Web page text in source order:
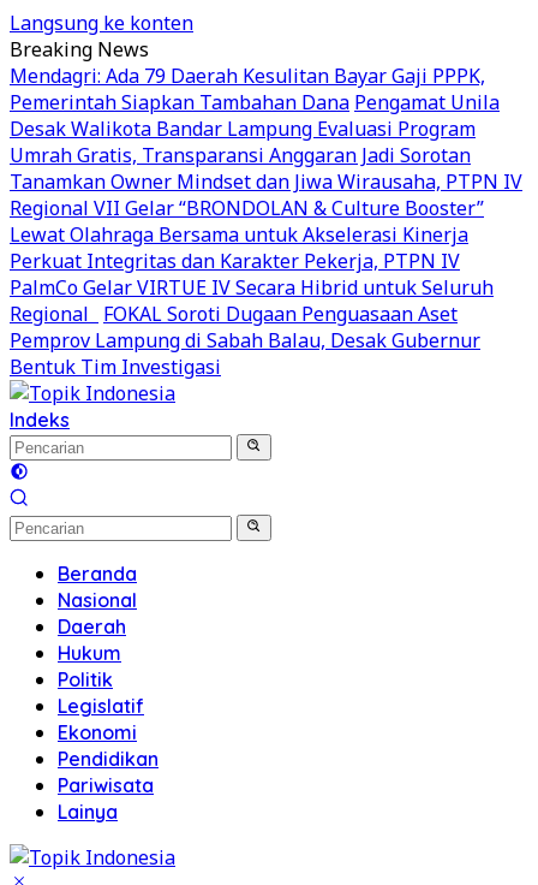
Langsung ke konten
Breaking News
Mendagri: Ada 79 Daerah Kesulitan Bayar Gaji PPPK,
Pemerintah Siapkan Tambahan Dana Pengamat Unila
Desak Walikota Bandar Lampung Evaluasi Program
Umrah Gratis, Transparansi Anggaran Jadi Sorotan
Tanamkan Owner Mindset dan Jiwa Wirausaha, PTPN IV
Regional VII Gelar “BRONDOLAN & Culture Booster”
Lewat Olahraga Bersama untuk Akselerasi Kinerja
Perkuat Integritas dan Karakter Pekerja, PTPN IV
PalmCo Gelar VIRTUE IV Secara Hibrid untuk Seluruh
Regional
FOKAL Soroti Dugaan Penguasaan Aset
Pemprov Lampung di Sabah Balau, Desak Gubernur
Bentuk Tim Investigasi
Indeks
Beranda
Nasional
Daerah
Hukum
Politik
Legislatif
Ekonomi
Pendidikan
Pariwisata
Lainya